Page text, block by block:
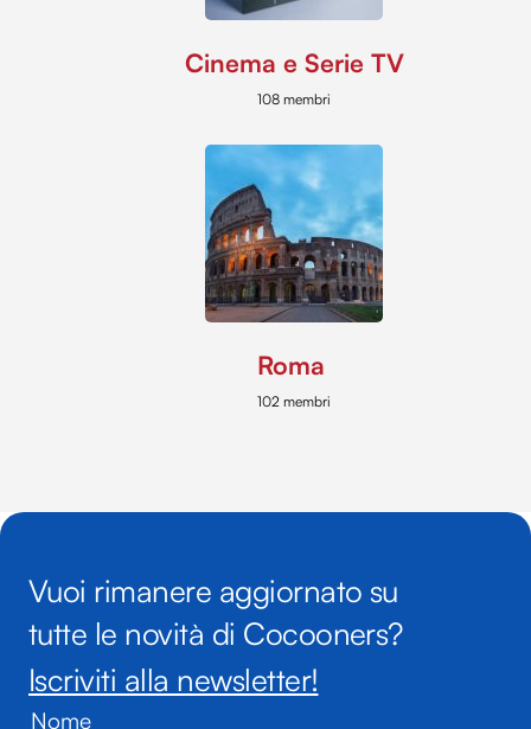
Cinema e Serie TV
108 membri
Roma
102 membri
Vuoi rimanere aggiornato su
tutte le novità di Cocooners?
Iscriviti alla newsletter!